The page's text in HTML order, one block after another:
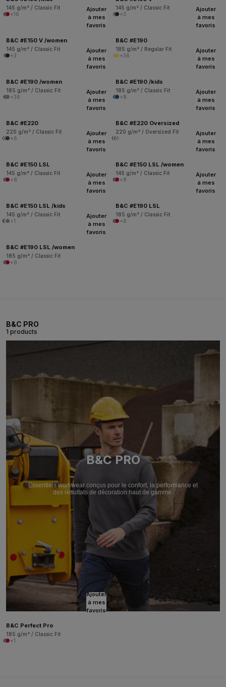
145 g/m² / Classic Fit
+16
145 g/m² / Classic Fit
+3
Ajouter
à mes
favoris
B&C #E150 V /women
145 g/m² / Classic Fit
+3
Ajouter
à mes
favoris
B&C #E190
185 g/m² / Regular Fit
+36
Ajouter
à mes
favoris
B&C #E190 /women
185 g/m² / Classic Fit
+36
Ajouter
à mes
favoris
B&C #E190 /kids
185 g/m² / Classic Fit
+8
Ajouter
à mes
favoris
B&C #E220
220 g/m² / Classic Fit
+6
Ajouter
à mes
favoris
B&C #E220 Oversized
220 g/m² / Oversized Fit
Ajouter
à mes
favoris
B&C #E150 LSL
145 g/m² / Classic Fit
+8
Ajouter
à mes
favoris
B&C #E150 LSL /women
145 g/m² / Classic Fit
+8
Ajouter
à mes
favoris
B&C #E150 LSL /kids
145 g/m² / Classic Fit
+1
Ajouter
à mes
favoris
B&C #E190 LSL
185 g/m² / Classic Fit
+6
Ajouter
à mes
favoris
B&C #E190 LSL /women
185 g/m² / Classic Fit
+6
B&C PRO
1 products
B&C PRO
Essentiels workwear conçus pour le confort, la performance et
des résultats de décoration haut de gamme.
Ajouter
à mes
favoris
B&C Perfect Pro
185 g/m² / Classic Fit
+1